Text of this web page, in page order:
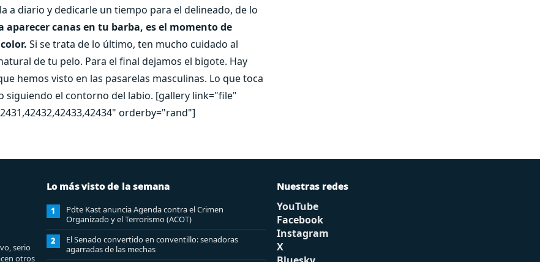
a diario y dedicarle un tiempo para el delineado, de lo
aparecer canas en tu barba, es el momento de
Si se trata de lo último, ten mucho cuidado al
de tu pelo. Para el final dejamos el bigote. Hay
hemos visto en las pasarelas masculinas. Lo que toca
siguiendo el contorno del labio. [gallery link="file"
orderby="rand"]
serio
otros
Lo más visto de la semana
1
Pdte Kast anuncia Agenda contra el Crimen
Organizado y el Terrorismo (ACOT)
2
El Senado convertido en conventillo: senadoras
agarradas de las mechas
Nuestras redes
YouTube
Facebook
Instagram
X